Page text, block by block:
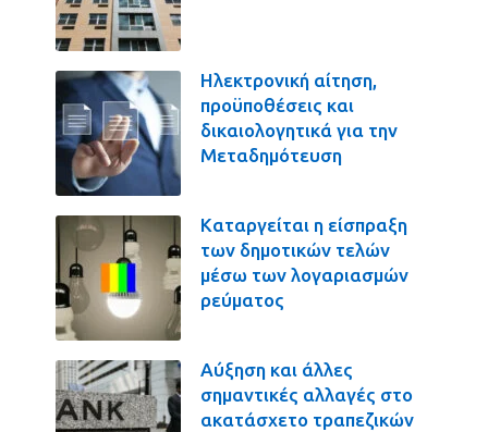
Ηλεκτρονική αίτηση,
προϋποθέσεις και
δικαιολογητικά για την
Μεταδημότευση
Καταργείται η είσπραξη
των δημοτικών τελών
μέσω των λογαριασμών
ρεύματος
Αύξηση και άλλες
σημαντικές αλλαγές στο
ακατάσχετο τραπεζικών